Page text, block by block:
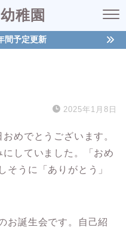
稚園
間予定更新
2025年1月8日
めでとうございます。
していました。「おめ
そうに「ありがとう」
お誕生会です。自己紹